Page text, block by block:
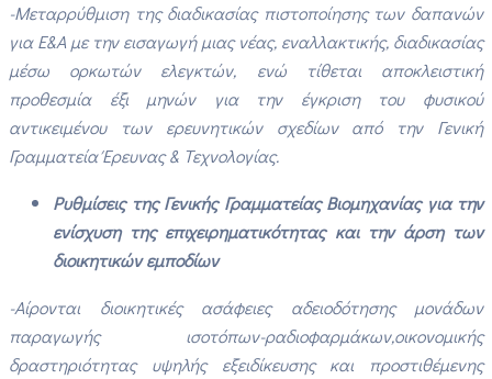
-Μεταρρύθμιση της διαδικασίας πιστοποίησης των δαπανών
για Ε&Α με την εισαγωγή μιας νέας, εναλλακτικής, διαδικασίας
μέσω ορκωτών ελεγκτών, ενώ τίθεται αποκλειστική
προθεσμία έξι μηνών για την έγκριση του φυσικού
αντικειμένου των ερευνητικών σχεδίων από την Γενική
Γραμματεία Έρευνας & Τεχνολογίας.
Ρυθμίσεις της Γενικής Γραμματείας Βιομηχανίας για την
ενίσχυση της επιχειρηματικότητας και την άρση των
διοικητικών εμποδίων
-Αίρονται διοικητικές ασάφειες αδειοδότησης μονάδων
παραγωγής ισοτόπων-ραδιοφαρμάκων,οικονομικής
δραστηριότητας υψηλής εξειδίκευσης και προστιθέμενης